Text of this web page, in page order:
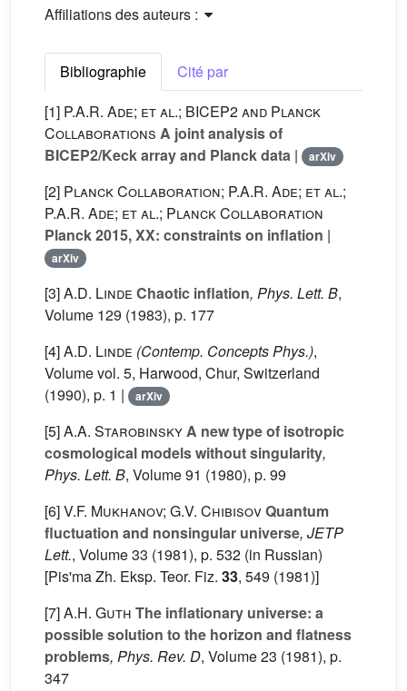
Affiliations des auteurs :
Bibliographie
Cité par
[1] P.A.R. Ade; et al.; BICEP2 and Planck
Collaborations A joint analysis of
BICEP2/Keck array and Planck data | arXiv
[2] Planck Collaboration; P.A.R. Ade; et al.;
P.A.R. Ade; et al.; Planck Collaboration
Planck 2015, XX: constraints on inflation |
arXiv
[3]A.D. Linde Chaotic inflation, Phys. Lett. B,
Volume 129 (1983), p. 177
[4]A.D. Linde (Contemp. Concepts Phys.),
Volume vol. 5, Harwood, Chur, Switzerland
(1990), p. 1 |
arXiv
[5]A.A. StarobinskyA new type of isotropic
cosmological models without singularity,
Phys. Lett. B, Volume 91 (1980), p. 99
[6]V.F. Mukhanov; G.V. ChibisovQuantum
fluctuation and nonsingular universe, JETP
Lett., Volume 33 (1981), p. 532 (in Russian)
[Pis'ma Zh. Eksp. Teor. Fiz. 33, 549 (1981)]
[7]A.H. Guth The inflationary universe: a
possible solution to the horizon and flatness
problems, Phys. Rev. D, Volume 23 (1981), p.
347